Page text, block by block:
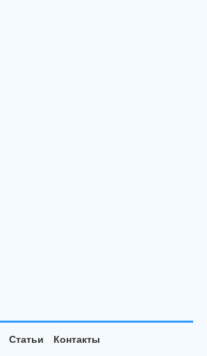
Статьи
Контакты